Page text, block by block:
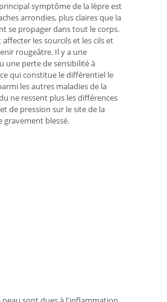
symptôme de la lèpre est
arrondies, plus claires que la
se propager dans tout le corps.
les sourcils et les cils et
rougeâtre. Il y a une
une perte de sensibilité à
qui constitue le différentiel le
les autres maladies de la
ne ressent plus les différences
de pression sur le site de la
gravement blessé.